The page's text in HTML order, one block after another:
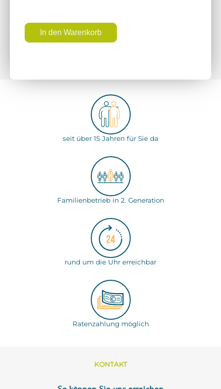
In den Warenkorb
seit über 15 Jahren für Sie da
Familienbetrieb in 2. Generation
rund um die Uhr erreichbar
Ratenzahlung möglich
KONTAKT